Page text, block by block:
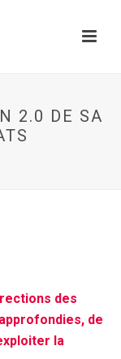
2.0 DE SA
des
de
la